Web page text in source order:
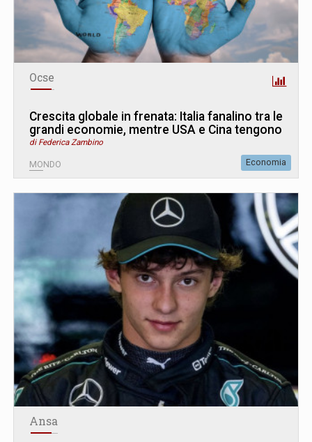
Ocse
Crescita globale in frenata: Italia fanalino tra le
grandi economie, mentre USA e Cina tengono
di Federica Zambino
MONDO Economia
Ansa